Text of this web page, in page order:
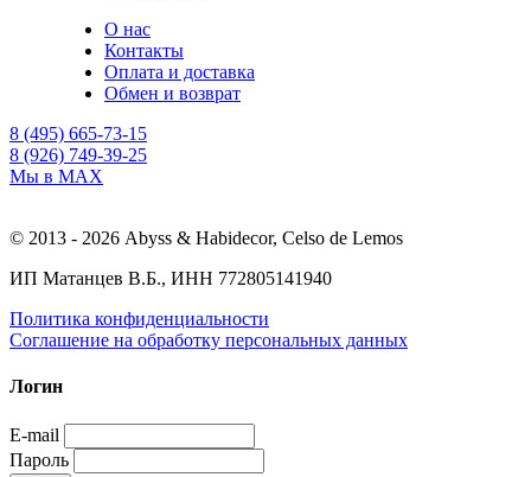
О нас
Контакты
Оплата и доставка
Обмен и возврат
8 (495) 665-73-15
8 (926) 749-39-25
Мы в MAX
© 2013 - 2026 Abyss & Habidecor, Celso de Lemos
ИП Матанцев В.Б., ИНН 772805141940
Политика конфиденциальности
Соглашение на обработку персональных данных
Логин
E-mail
Пароль